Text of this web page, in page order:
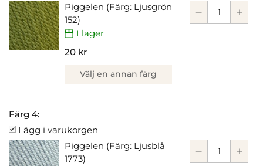
Piggelen (Färg: Ljusgrön
152)
I lager
20 kr
Välj en annan färg
Färg 4:
Lägg i varukorgen
Piggelen (Färg: Ljusblå
1773)